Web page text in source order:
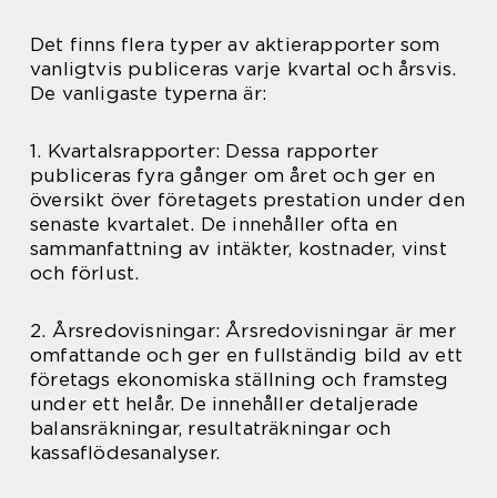
Det finns flera typer av aktierapporter som
vanligtvis publiceras varje kvartal och årsvis.
De vanligaste typerna är:
1. Kvartalsrapporter: Dessa rapporter
publiceras fyra gånger om året och ger en
översikt över företagets prestation under den
senaste kvartalet. De innehåller ofta en
sammanfattning av intäkter, kostnader, vinst
och förlust.
2. Årsredovisningar: Årsredovisningar är mer
omfattande och ger en fullständig bild av ett
företags ekonomiska ställning och framsteg
under ett helår. De innehåller detaljerade
balansräkningar, resultaträkningar och
kassaflödesanalyser.